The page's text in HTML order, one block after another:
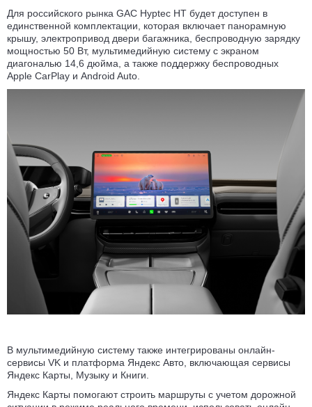
Для российского рынка GAC Hyptec HT будет доступен в
единственной комплектации, которая включает панорамную
крышу, электропривод двери багажника, беспроводную зарядку
мощностью 50 Вт, мультимедийную систему с экраном
диагональю 14,6 дюйма, а также поддержку беспроводных
Apple CarPlay и Android Auto.
В мультимедийную систему также интегрированы онлайн-
сервисы VK и платформа Яндекс Авто, включающая сервисы
Яндекс Карты, Музыку и Книги.
Яндекс Карты помогают строить маршруты с учетом дорожной